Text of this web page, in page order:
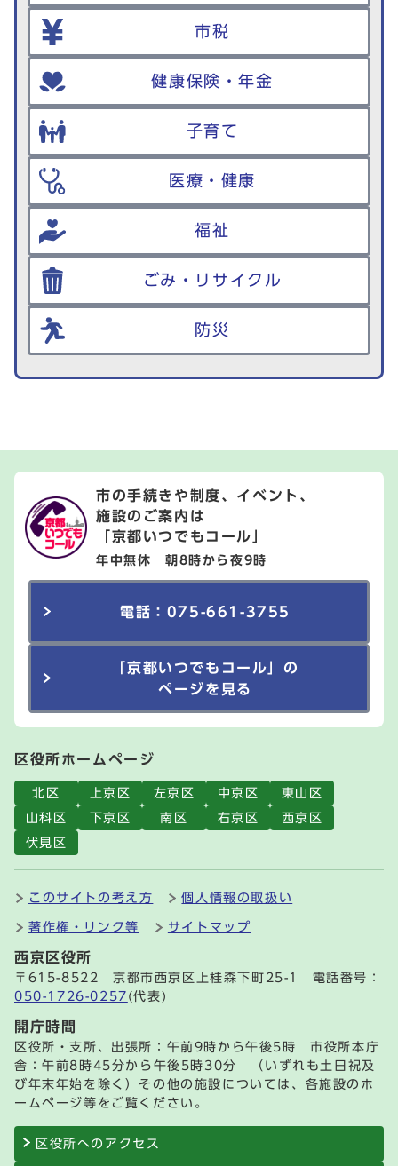
市税
健康保険・年金
子育て
医療・健康
福祉
ごみ・リサイクル
防災
市の手続きや制度、イベント、
施設のご案内は
「京都いつでもコール」
年中無休 朝8時から夜9時
電話：075-661-3755
「京都いつでもコール」の
ページを見る
区役所ホームページ
北区 上京区 左京区 中京区
東山区
山科区
下京区 南区 右京区
西京区
伏見区
このサイトの考え方 個人情報の取扱い
著作権・リンク等 サイトマップ
西京区役所
〒615-8522 京都市西京区上桂森下町25-1 電話番号：
050-1726-0257 (代表)
開庁時間
区役所・支所、出張所：午前9時から午後5時 市役所本庁
舎：午前8時45分から午後5時30分 （いずれも土日祝及
び年末年始を除く）その他の施設については、各施設のホ
ームページ等をご覧ください。
区役所へのアクセス